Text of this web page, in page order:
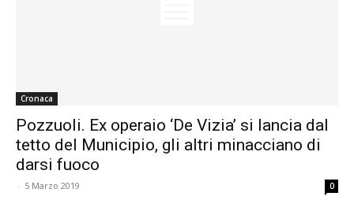
Cronaca
Pozzuoli. Ex operaio ‘De Vizia’ si lancia dal
tetto del Municipio, gli altri minacciano di
darsi fuoco
- 5 Marzo 2019 0